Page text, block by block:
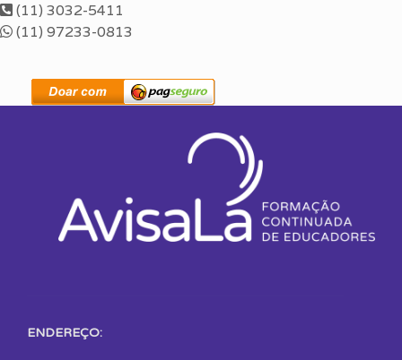
(11) 3032-5411
(11) 97233-0813
ENDEREÇO: